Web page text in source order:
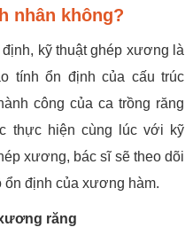
nhân không?
kỹ thuật ghép xương là
tính ổn định của cấu trúc
công của ca trồng răng
thực hiện cùng lúc với kỹ
xương, bác sĩ sẽ theo dõi
định của xương hàm.
răng